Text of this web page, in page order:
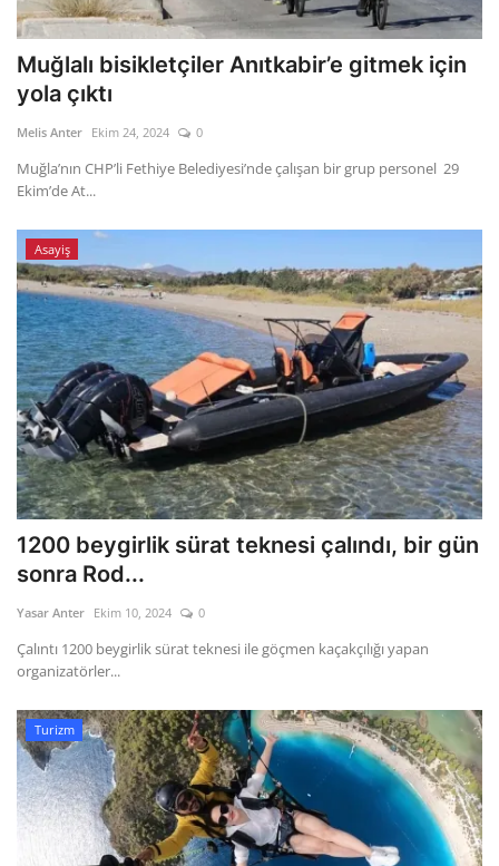
Muğlalı bisikletçiler Anıtkabir’e gitmek için
yola çıktı
Melis Anter Ekim 24, 2024 0
Muğla’nın CHP’li Fethiye Belediyesi’nde çalışan bir grup personel 29
Ekim’de At...
Asayiş
1200 beygirlik sürat teknesi çalındı, bir gün
sonra Rod...
Yasar Anter Ekim 10, 2024 0
Çalıntı 1200 beygirlik sürat teknesi ile göçmen kaçakçılığı yapan
organizatörler...
Turizm